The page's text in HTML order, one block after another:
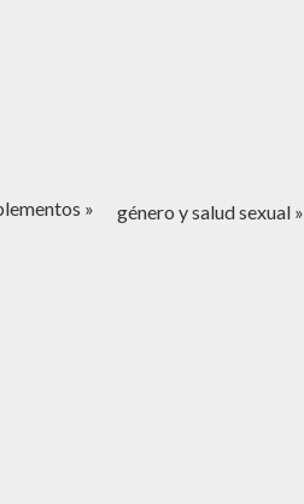
» género y salud sexual »